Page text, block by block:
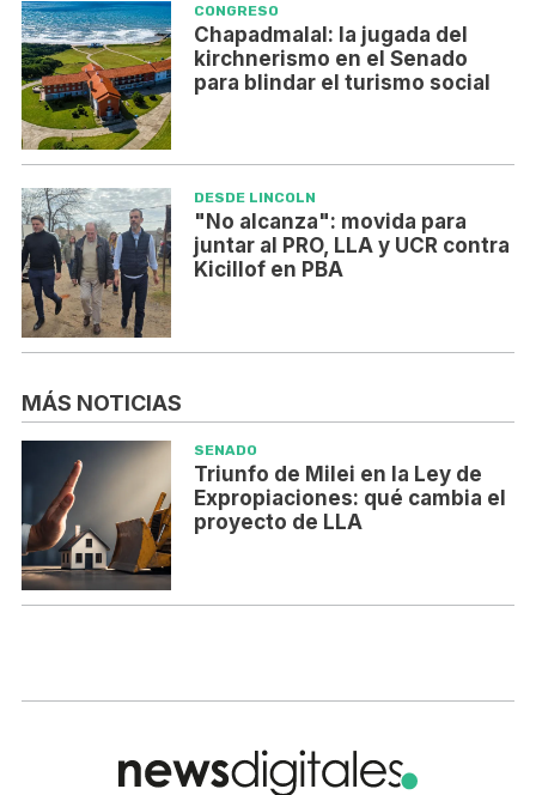
CONGRESO
Chapadmalal: la jugada del
kirchnerismo en el Senado
para blindar el turismo social
DESDE LINCOLN
"No alcanza": movida para
juntar al PRO, LLA y UCR contra
Kicillof en PBA
MÁS NOTICIAS
SENADO
Triunfo de Milei en la Ley de
Expropiaciones: qué cambia el
proyecto de LLA